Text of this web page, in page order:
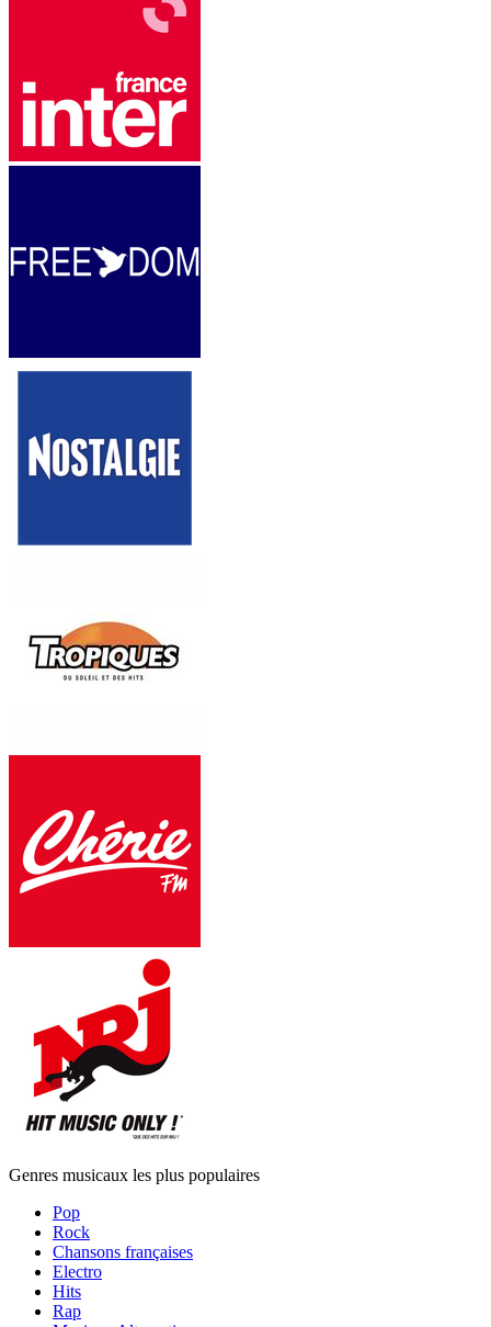
Genres musicaux les plus populaires
Pop
Rock
Chansons françaises
Electro
Hits
Rap